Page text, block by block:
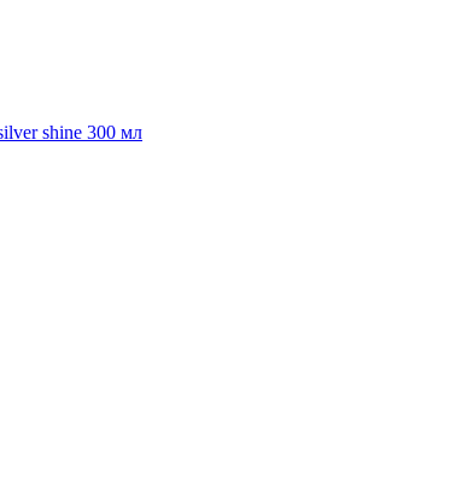
shine 300 мл